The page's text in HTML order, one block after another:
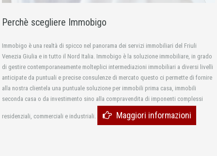
Perchè scegliere Immobigo
Immobigo è una realtà di spicco nel panorama dei servizi immobiliari del Friuli
Venezia Giulia e in tutto il Nord Italia. Immobigo è la soluzione immobiliare, in grado
di gestire contemporaneamente molteplici intermediazioni immobiliari a diversi livelli
anticipate da puntuali e precise consulenze di mercato questo ci permette di fornire
alla nostra clientela una puntuale soluzione per immobili prima casa, immobili
seconda casa o da investimento sino alla compravendita di imponenti complessi
residenziali, commerciali e industriali. Maggiori informazioni